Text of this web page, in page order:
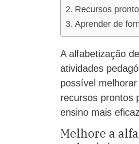
Recursos
Aprender de
A alfabetização
atividades
possível
recursos prontos
ensino mais
Melhore a